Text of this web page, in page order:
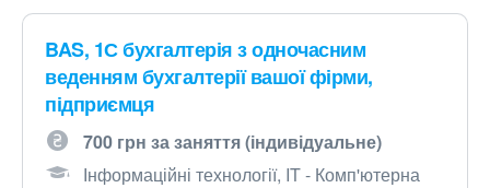
BAS, 1С бухгалтерія з одночасним
веденням бухгалтерії вашої фірми,
підприємця
700 грн за заняття (індивідуальне)
Інформаційні технології, IT - Комп'ютерна